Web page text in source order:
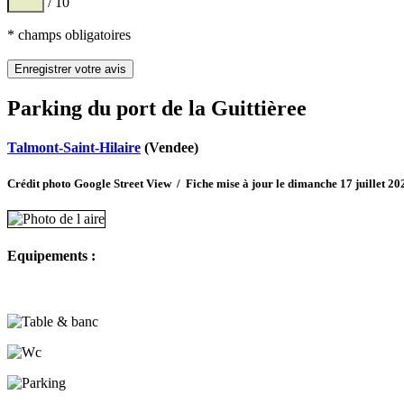
* champs obligatoires
Parking du port de la Guittièree
Talmont-Saint-Hilaire (Vendee)
Crédit photo Google Street View / Fiche mise à jour le dimanche 17 juillet
Equipements :